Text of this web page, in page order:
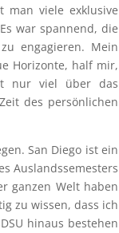
man viele exklusive
war spannend, die
engagieren. Mein
Horizonte, half mir,
nur viel über das
des persönlichen
San Diego ist ein
Auslandssemesters
ganzen Welt haben
zu wissen, dass ich
hinaus bestehen